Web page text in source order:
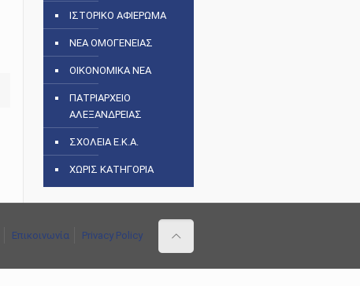
ΙΣΤΟΡΙΚΟ ΑΦΙΕΡΩΜΑ
ΝΕΑ ΟΜΟΓΕΝΕΙΑΣ
ΟΙΚΟΝΟΜΙΚΑ ΝΕΑ
ΠΑΤΡΙΑΡΧΕΙΟ
ΑΛΕΞΑΝΔΡΕΙΑΣ
ΣΧΟΛΕΙΑ Ε.Κ.Α.
ΧΩΡΙΣ ΚΑΤΗΓΟΡΙΑ
Επικοινωνία Privacy Policy